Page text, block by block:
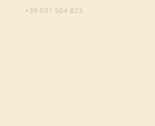
+39 031 564 823